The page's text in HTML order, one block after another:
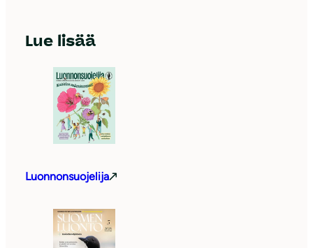
Lue lisää
Luonnonsuojelija